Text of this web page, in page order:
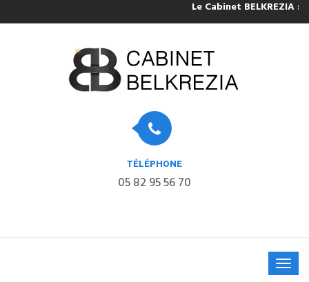
Le Cabinet BELKREZIA
TÉLÉPHONE
05 82 95 56 70